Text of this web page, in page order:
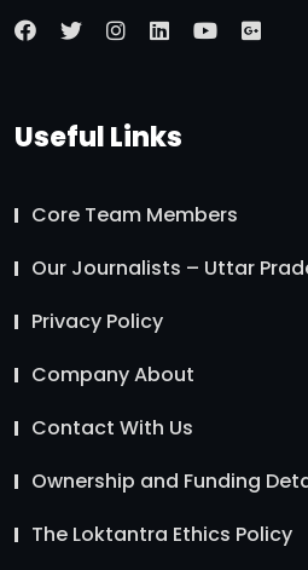
Useful Links
Core Team Members
Our Journalists – Uttar
Privacy Policy
Company About
Contact With Us
Ownership and Funding
The Loktantra Ethics Policy